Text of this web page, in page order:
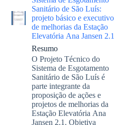
Sanitário de São Luís:
projeto básico e executivo
de melhorias da Estação
Elevatória Ana Jansen 2.1
Resumo
O Projeto Técnico do
Sistema de Esgotamento
Sanitário de São Luís é
parte integrante da
proposição de ações e
projetos de melhorias da
Estação Elevatória Ana
Jansen 2.1. Objetiva